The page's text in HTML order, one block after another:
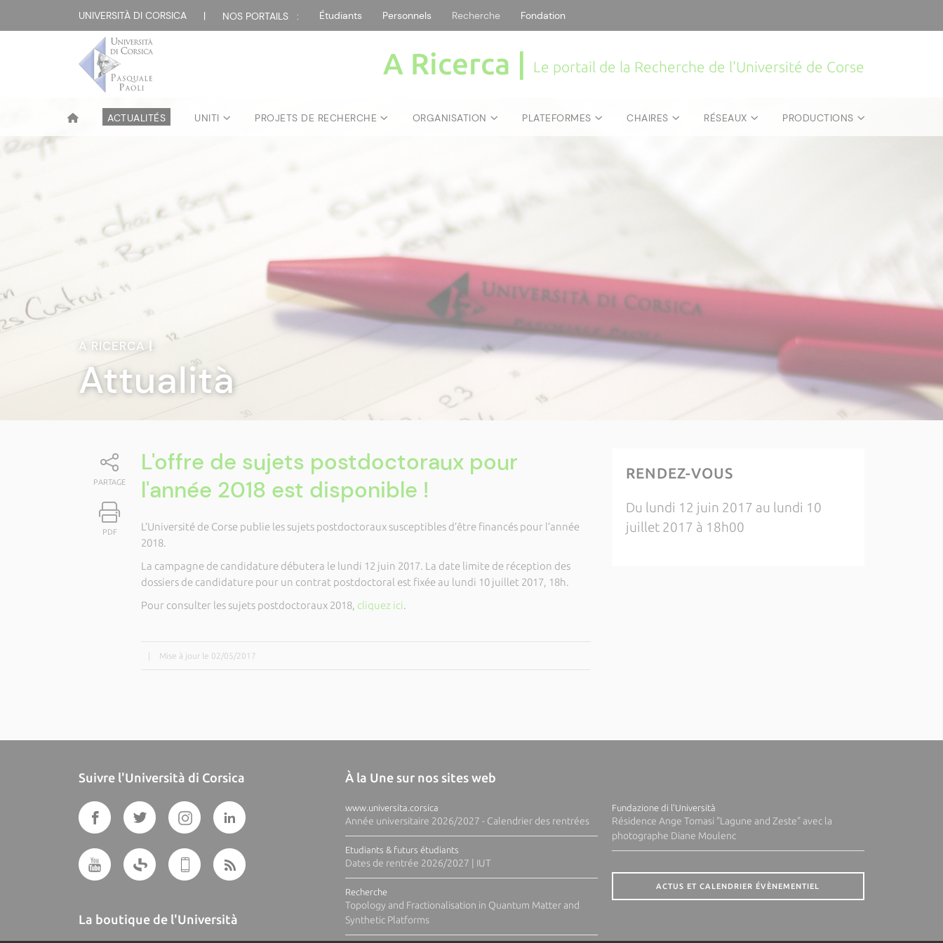
UNIVERSITÀ DI CORSICA | NOS PORTAILS : Étudiants Personnels Recherche Fondation
A Ricerca | Le portail de la Recherche de l'Université de Corse
ACTUALITÉS UNITI PROJETS DE RECHERCHE ORGANISATION PLATEFORMES CHAIRES RÉSEAUX PRODUCTIONS
A RICERCA|
Attualità
PARTAGE
PDF
L'offre de sujets postdoctoraux pour
l'année 2018 est disponible !
L’Université de Corse publie les sujets postdoctoraux susceptibles d’être financés pour l’année
2018.
La campagne de candidature débutera le lundi 12 juin 2017. La date limite de réception des
dossiers de candidature pour un contrat postdoctoral est fixée au lundi 10 juillet 2017, 18h.
Pour consulter les sujets postdoctoraux 2018, cliquez ici.
Mise à jour le 02/05/2017
RENDEZ-VOUS
Du lundi 12 juin 2017 au lundi 10
juillet 2017 à 18h00
Suivre l'Università di Corsica
La boutique de l'Università
À la Une sur nos sites web
www.universita.corsica
Année universitaire 2026/2027 - Calendrier des rentrées
Etudiants & futurs étudiants
Dates de rentrée 2026/2027 | IUT
Recherche
Topology and Fractionalisation in Quantum Matter and
Synthetic Platforms
Fundazione di l'Università
Résidence Ange Tomasi "Lagune and Zeste" avec la
photographe Diane Moulenc
ACTUS ET CALENDRIER ÉVÈNEMENTIEL